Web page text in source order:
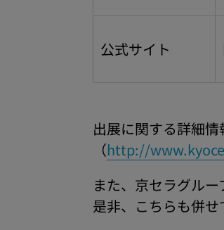
公式サイト
出展に関する詳細情
（http://
また、京セラグル
是非、こちらも併せ